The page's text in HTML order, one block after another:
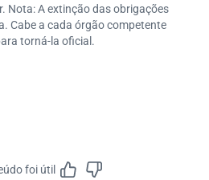
Nota: A extinção das obrigações
Cabe a cada órgão competente
torná-la oficial.
foi útil